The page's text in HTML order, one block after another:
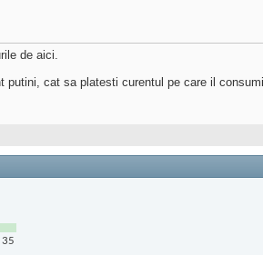
de aici.
putini, cat sa platesti curentul pe care il
35